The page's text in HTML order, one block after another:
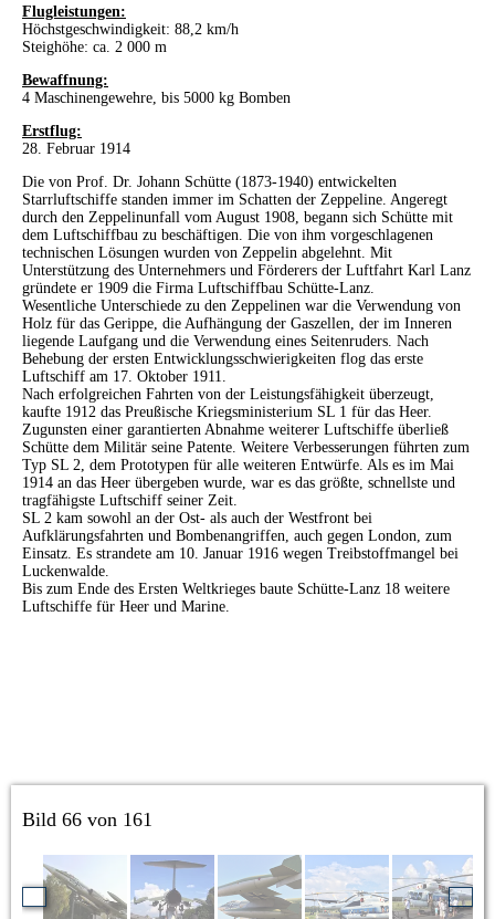
Flugleistungen:
Höchstgeschwindigkeit: 88,2 km/h
Steighöhe: ca. 2 000 m
Bewaffnung:
4 Maschinengewehre, bis 5000 kg Bomben
Erstflug:
28. Februar 1914
Die von Prof. Dr. Johann Schütte (1873-1940) entwickelten
Starrluftschiffe standen immer im Schatten der Zeppeline. Angeregt
durch den Zeppelinunfall vom August 1908, begann sich Schütte mit
dem Luftschiffbau zu beschäftigen. Die von ihm vorgeschlagenen
technischen Lösungen wurden von Zeppelin abgelehnt. Mit
Unterstützung des Unternehmers und Förderers der Luftfahrt Karl Lanz
gründete er 1909 die Firma Luftschiffbau Schütte-Lanz.
Wesentliche Unterschiede zu den Zeppelinen war die Verwendung von
Holz für das Gerippe, die Aufhängung der Gaszellen, der im Inneren
liegende Laufgang und die Verwendung eines Seitenruders. Nach
Behebung der ersten Entwicklungsschwierigkeiten flog das erste
Luftschiff am 17. Oktober 1911.
Nach erfolgreichen Fahrten von der Leistungsfähigkeit überzeugt,
kaufte 1912 das Preußische Kriegsministerium SL 1 für das Heer.
Zugunsten einer garantierten Abnahme weiterer Luftschiffe überließ
Schütte dem Militär seine Patente. Weitere Verbesserungen führten zum
Typ SL 2, dem Prototypen für alle weiteren Entwürfe. Als es im Mai
1914 an das Heer übergeben wurde, war es das größte, schnellste und
tragfähigste Luftschiff seiner Zeit.
SL 2 kam sowohl an der Ost- als auch der Westfront bei
Aufklärungsfahrten und Bombenangriffen, auch gegen London, zum
Einsatz. Es strandete am 10. Januar 1916 wegen Treibstoffmangel bei
Luckenwalde.
Bis zum Ende des Ersten Weltkrieges baute Schütte-Lanz 18 weitere
Luftschiffe für Heer und Marine.
Bild 66 von 161